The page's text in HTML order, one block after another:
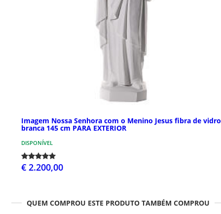
Imagem Nossa Senhora com o Menino Jesus fibra de vidro
branca 145 cm PARA EXTERIOR
DISPONÍVEL
€ 2.200,00
QUEM COMPROU ESTE PRODUTO TAMBÉM COMPROU